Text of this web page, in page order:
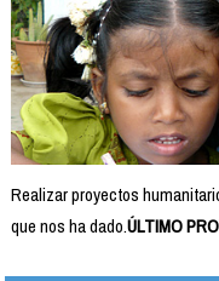
Realizar proyectos
que nos ha dado.ÚLTIMO